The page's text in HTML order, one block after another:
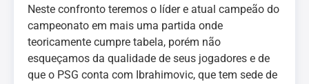
Neste confronto teremos o líder e atual campeão do
campeonato em mais uma partida onde
teoricamente cumpre tabela, porém não
esqueçamos da qualidade de seus jogadores e de
que o PSG conta com Ibrahimovic, que tem sede de